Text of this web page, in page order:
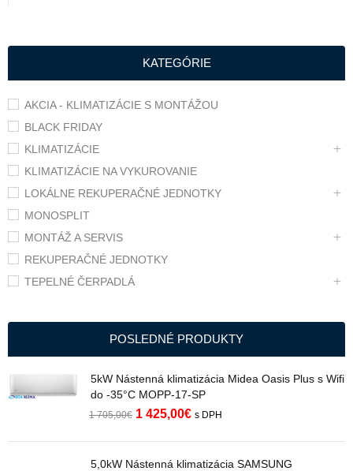
KATEGÓRIE
AKCIA - KLIMATIZÁCIE S MONTÁŽOU
BLACK FRIDAY
KLIMATIZÁCIE
KLIMATIZÁCIE NA VYKUROVANIE
LOKÁLNE REKUPERAČNÉ JEDNOTKY
MONOSPLIT
MONTÁŽ A SERVIS
REKUPERAČNÉ JEDNOTKY
TEPELNÉ ČERPADLÁ
POSLEDNÉ PRODUKTY
5kW Nástenná klimatizácia Midea Oasis Plus s Wifi
do -35°C MOPP-17-SP
1 705,00€ 1 425,00€ s DPH
5,0kW Nástenná klimatizácia SAMSUNG